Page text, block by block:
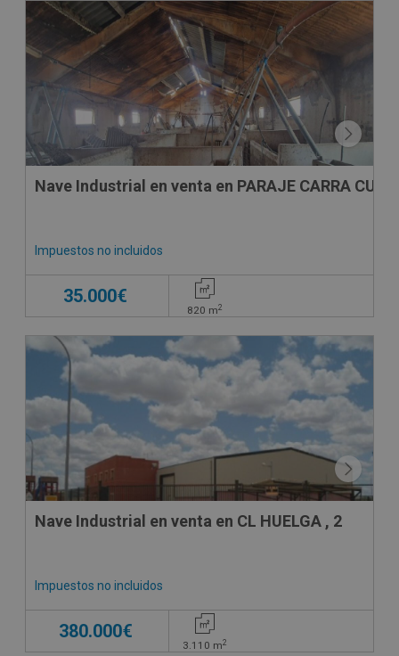
Nave Industrial en venta en PARAJE CARRA
Impuestos no incluidos
35.000€
820 m2
Nave Industrial en venta en CL HUELGA , 2
Impuestos no incluidos
380.000€
3.110 m2